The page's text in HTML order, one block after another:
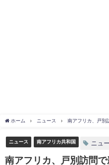
ホーム ニュース 南アフリカ、戸別
ニュース 南アフリカ共和国 ニュ
南アフリカ、戸別訪問